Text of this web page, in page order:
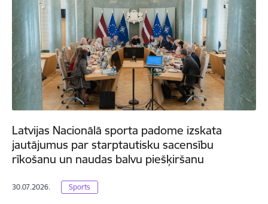
Latvijas Nacionālā sporta padome izskata
jautājumus par starptautisku sacensību
rīkošanu un naudas balvu piešķiršanu
30.07.2026. Sports